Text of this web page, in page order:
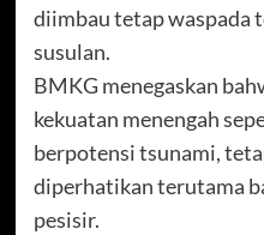
diimbau tetap waspada
susulan.
BMKG menegaskan
kekuatan menengah
berpotensi tsunami,
diperhatikan terutama
pesisir.